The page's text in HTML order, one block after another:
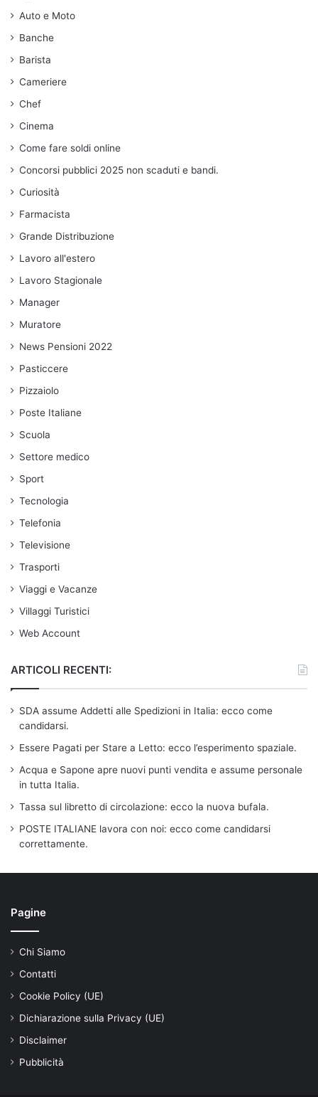
Auto e Moto
Banche
Barista
Cameriere
Chef
Cinema
Come fare soldi online
Concorsi pubblici 2025 non scaduti e bandi.
Curiosità
Farmacista
Grande Distribuzione
Lavoro all'estero
Lavoro Stagionale
Manager
Muratore
News Pensioni 2022
Pasticcere
Pizzaiolo
Poste Italiane
Scuola
Settore medico
Sport
Tecnologia
Telefonia
Televisione
Trasporti
Viaggi e Vacanze
Villaggi Turistici
Web Account
ARTICOLI RECENTI:
SDA assume Addetti alle Spedizioni in Italia: ecco come
candidarsi.
Essere Pagati per Stare a Letto: ecco l’esperimento spaziale.
Acqua e Sapone apre nuovi punti vendita e assume personale
in tutta Italia.
Tassa sul libretto di circolazione: ecco la nuova bufala.
POSTE ITALIANE lavora con noi: ecco come candidarsi
correttamente.
Pagine
Chi Siamo
Contatti
Cookie Policy (UE)
Dichiarazione sulla Privacy (UE)
Disclaimer
Pubblicità